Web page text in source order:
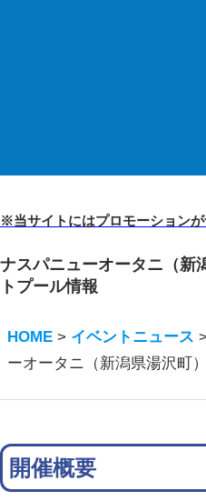
※当サイトにはプロモーション
ナスパニューオータニ（新
トプール情報
HOME > イベントニュース
ーオータニ（新潟県湯沢町
開催概要